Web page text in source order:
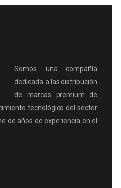
Somos una compañía
dedicada a las distribución
de marcas premium de
tecnológico del sector
de años de experiencia en el